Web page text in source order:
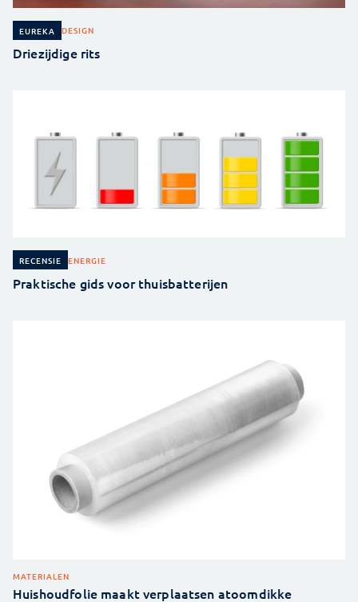
EUREKA DESIGN
Driezijdige rits
RECENSIE ENERGIE
Praktische gids voor thuisbatterijen
MATERIALEN
Huishoudfolie maakt verplaatsen atoomdikke